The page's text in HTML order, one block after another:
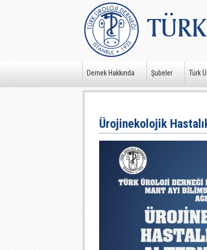
Dernek Hakkında Şubeler Türk
Ürojinekolojik